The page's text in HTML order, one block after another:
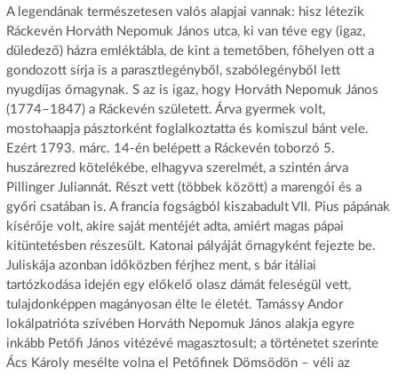
A legendának természetesen valós alapjai vannak: hisz létezik
Ráckevén Horváth Nepomuk János utca, ki van téve egy (igaz,
düledező) házra emléktábla, de kint a temetőben, főhelyen ott a
gondozott sírja is a parasztlegényből, szabólegényből lett
nyugdíjas őrnagynak. S az is igaz, hogy Horváth Nepomuk János
(1774–1847) a Ráckevén született. Árva gyermek volt,
mostohaapja pásztorként foglalkoztatta és komiszul bánt vele.
Ezért 1793. márc. 14-én belépett a Ráckevén toborzó 5.
huszárezred kötelékébe, elhagyva szerelmét, a szintén árva
Pillinger Juliannát. Részt vett (többek között) a marengói és a
győri csatában is. A francia fogságból kiszabadult VII. Pius pápának
kísérője volt, akire saját mentéjét adta, amiért magas pápai
kitüntetésben részesült. Katonai pályáját őrnagyként fejezte be.
Juliskája azonban időközben férjhez ment, s bár itáliai
tartózkodása idején egy előkelő olasz dámát feleségül vett,
tulajdonképpen magányosan élte le életét. Tamássy Andor
lokálpatrióta szívében Horváth Nepomuk János alakja egyre
inkább Petőfi János vitézévé magasztosult; a történetet szerinte
Ács Károly mesélte volna el Petőfinek Dömsödön – véli az